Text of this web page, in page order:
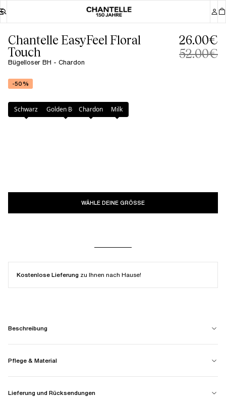
Chantelle EasyFeel Floral
Touch
Bügelloser BH - Chardon
26.00€
52.00€
-50%
Farbe: Chardon
Schwarz Golden BeigeChardon Milk
WÄHLE DEINE GRÖSSE
Kostenlose Lieferung zu Ihnen nach Hause!
Beschreibung
Pflege & Material
Lieferung und Rücksendungen